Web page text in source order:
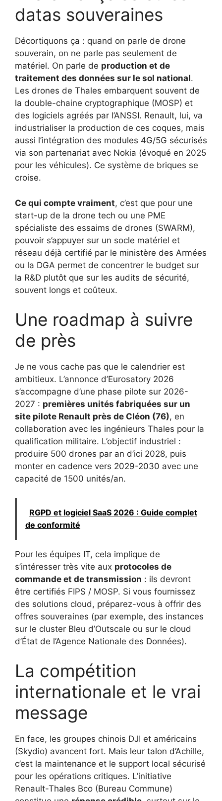
datas souveraines
Décortiquons ça : quand on parle de drone
souverain, on ne parle pas seulement de
matériel. On parle de production et de
traitement des données sur le sol national.
Les drones de Thales embarquent souvent de
la double-chaine cryptographique (MOSP) et
des logiciels agréés par l’ANSSI. Renault, lui, va
industrialiser la production de ces coques, mais
aussi l’intégration des modules 4G/5G sécurisés
via son partenariat avec Nokia (évoqué en 2025
pour les véhicules). Ce système de briques se
croise.
Ce qui compte vraiment, c’est que pour une
start-up de la drone tech ou une PME
spécialiste des essaims de drones (SWARM),
pouvoir s’appuyer sur un socle matériel et
réseau déjà certifié par le ministère des Armées
ou la DGA permet de concentrer le budget sur
la R&D plutôt que sur les audits de sécurité,
souvent longs et coûteux.
Une roadmap à suivre
de près
Je ne vous cache pas que le calendrier est
ambitieux. L’annonce d’Eurosatory 2026
s’accompagne d’une phase pilote sur 2026-
2027 : premières unités fabriquées sur un
site pilote Renault près de Cléon (76), en
collaboration avec les ingénieurs Thales pour la
qualification militaire. L’objectif industriel :
produire 500 drones par an d’ici 2028, puis
monter en cadence vers 2029-2030 avec une
capacité de 1500 unités/an.
RGPD et logiciel SaaS 2026 : Guide complet
de conformité
Pour les équipes IT, cela implique de
s’intéresser très vite aux protocoles de
commande et de transmission : ils devront
être certifiés FIPS / MOSP. Si vous fournissez
des solutions cloud, préparez-vous à offrir des
offres souveraines (par exemple, des instances
sur le cluster Bleu d’Outscale ou sur le cloud
d’État de l’Agence Nationale des Données).
La compétition
internationale et le vrai
message
En face, les groupes chinois DJI et américains
(Skydio) avancent fort. Mais leur talon d’Achille,
c’est la maintenance et le support local sécurisé
pour les opérations critiques. L’initiative
Renault-Thales Bco (Bureau Commune)